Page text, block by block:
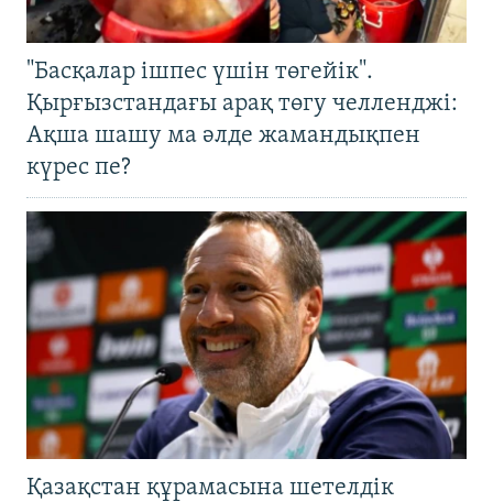
"Басқалар ішпес үшін төгейік".
Қырғызстандағы арақ төгу челленджі:
Ақша шашу ма әлде жамандықпен
күрес пе?
Қазақстан құрамасына шетелдік